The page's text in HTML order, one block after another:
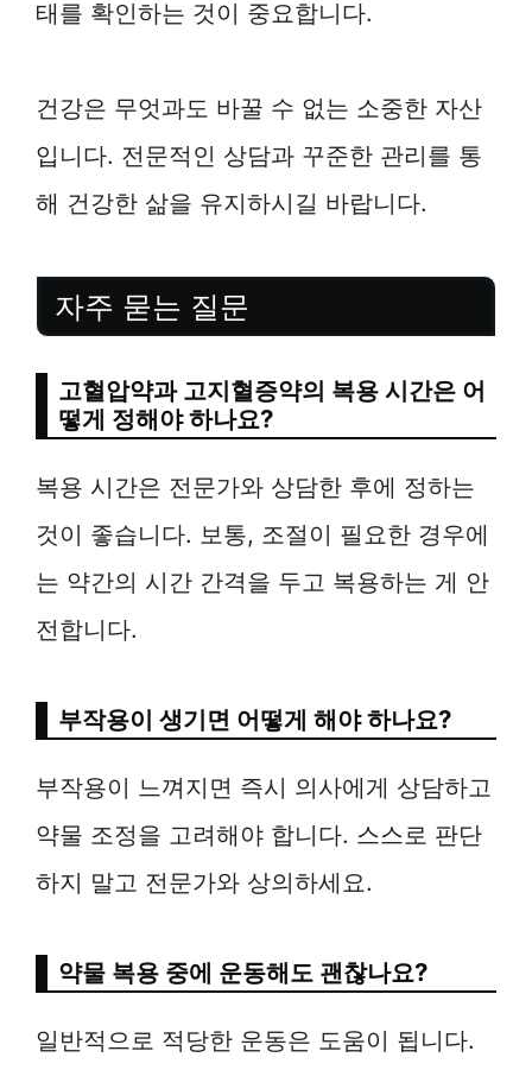
태를 확인하는 것이 중요합니다.
건강은 무엇과도 바꿀 수 없는 소중한 자산
입니다. 전문적인 상담과 꾸준한 관리를 통
해 건강한 삶을 유지하시길 바랍니다.
자주 묻는 질문
고혈압약과 고지혈증약의 복용 시간은 어
떻게 정해야 하나요?
복용 시간은 전문가와 상담한 후에 정하는
것이 좋습니다. 보통, 조절이 필요한 경우에
는 약간의 시간 간격을 두고 복용하는 게 안
전합니다.
부작용이 생기면 어떻게 해야 하나요?
부작용이 느껴지면 즉시 의사에게 상담하고
약물 조정을 고려해야 합니다. 스스로 판단
하지 말고 전문가와 상의하세요.
약물 복용 중에 운동해도 괜찮나요?
일반적으로 적당한 운동은 도움이 됩니다.